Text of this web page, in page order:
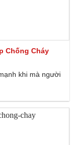
Chống Cháy
khi mà người